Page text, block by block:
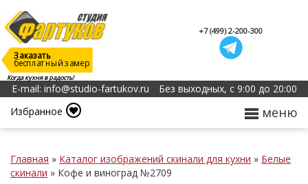
Когда кухня в радость!
Заказать
бесплатный замер
+7 (499) 2-200-300
E-mail: info@studio-fartukov.ru
Без выходных, с 9:00 до 20:00
Избранное
меню
Главная » Каталог изображений скинали для кухни » Белые
скинали » Кофе и виноград №2709